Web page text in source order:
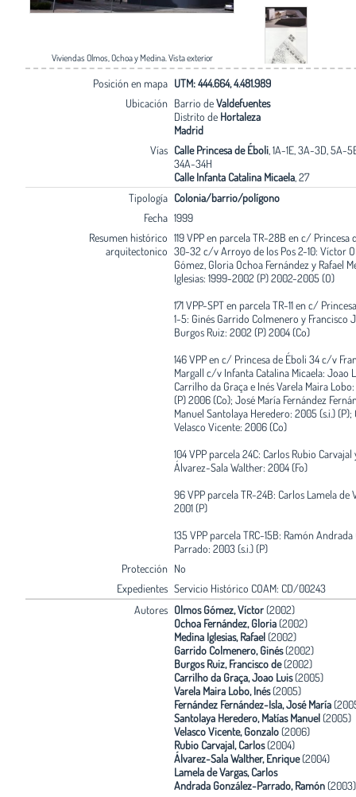
Viviendas Olmos, Ochoa y Medina. Vista exterior
Posición en mapa UTM: 444.664, 4.481.989
Ubicación Barrio deValdefuentes
Distrito de Hortaleza
Madrid
Vías Calle Princesa de Éboli, 1A-1E, 3A-3D, 5A-
34A-34H
Calle Infanta Catalina Micaela, 27
Tipología Colonia/barrio/polígono
Fecha 1999
Resumen histórico
arquitectonico
119 VPP en parcela TR-28B en c/ Princesa
30-32 c/v Arroyo de los Pos 2-10: Víctor
Gómez, Gloria Ochoa Fernández y Rafael
Iglesias: 1999-2002 (P) 2002-2005 (O)
171 VPP-SPT en parcela TR-11 en c/
1-5: Ginés Garrido Colmenero y Francisco
Burgos Ruiz: 2002 (P) 2004 (Co)
146 VPP en c/ Princesa de Éboli 34 c/v
Margall c/v Infanta Catalina Micaela: Joao
Carrilho da Graça e Inés Varela Maira
(P) 2006 (Co); José María Fernández
Manuel Santolaya Heredero: 2005 (s.i.) (P);
Velasco Vicente: 2006 (Co)
104 VPP parcela 24C: Carlos Rubio
Álvarez-Sala Walther: 2004 (Fo)
96 VPP parcela TR-24B: Carlos Lamela de
2001 (P)
135 VPP parcela TRC-15B: Ramón
Parrado: 2003 (s.i.) (P)
Protección No
Expedientes Servicio Histórico COAM: CD/00243
Autores Olmos Gómez, Víctor(2002)
Ochoa Fernández, Gloria(2002)
Medina Iglesias, Rafael(2002)
Garrido Colmenero, Ginés(2002)
Burgos Ruiz, Francisco de(2002)
Carrilho da Graça, Joao Luis(2005)
Varela Maira Lobo, Inés(2005)
Fernández Fernández-Isla, José María
Santolaya Heredero, Matías Manuel(2005)
Velasco Vicente, Gonzalo(2006)
Rubio Carvajal, Carlos(2004)
Álvarez-Sala Walther, Enrique(2004)
Lamela de Vargas, Carlos
Andrada González-Parrado, Ramón(2003)